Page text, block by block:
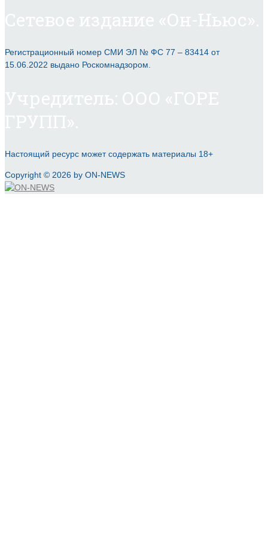
Регистрационный номер СМИ ЭЛ № ФС 77 – 83414 от
15.06.2022 выдано Роскомнадзором.
Настоящий ресурс может содержать материалы 18+
Copyright © 2026 by ON-NEWS